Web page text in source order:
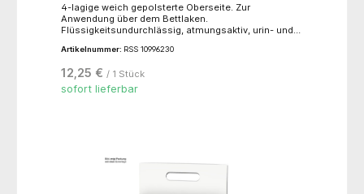
4-lagige weich gepolsterte Oberseite. Zur
Anwendung über dem Bettlaken.
Flüssigkeitsundurchlässig, atmungsaktiv, urin- und
(Normalwaschgang bei 95°C)- nicht bügeln- nicht
60°C, schonender Trocknungsprozess- Material:
Oberseite: 100% Polyester, Mittelschicht: Saugvlies
Artikelnummer: RSS 10996230
12,25 € / 1 Stück
sofort lieferbar